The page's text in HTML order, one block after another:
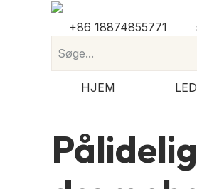
+86 18874855771
HJEM
Pålidelig